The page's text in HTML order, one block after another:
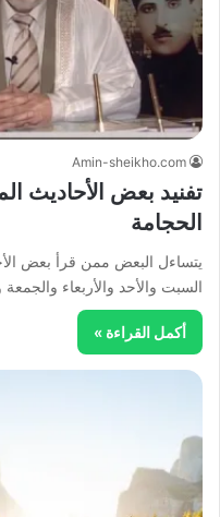
Amin-sheikho.com
تفنيد بعض الأحاديث
الحجامة
يتساءل البعض ممن قرأ بعض
السبت والأحد والأربعاء
أكمل القراءة »